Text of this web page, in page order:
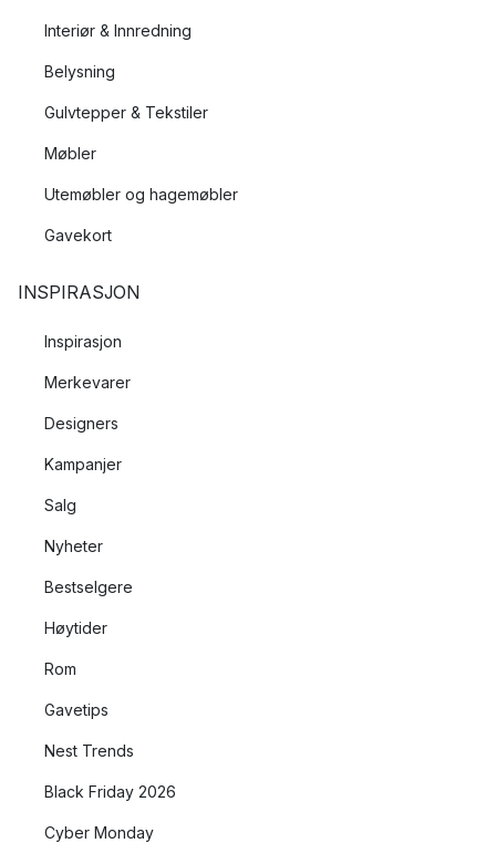
Interiør & Innredning
Belysning
Gulvtepper & Tekstiler
Møbler
Utemøbler og hagemøbler
Gavekort
INSPIRASJON
Inspirasjon
Merkevarer
Designers
Kampanjer
Salg
Nyheter
Bestselgere
Høytider
Rom
Gavetips
Nest Trends
Black Friday 2026
Cyber Monday